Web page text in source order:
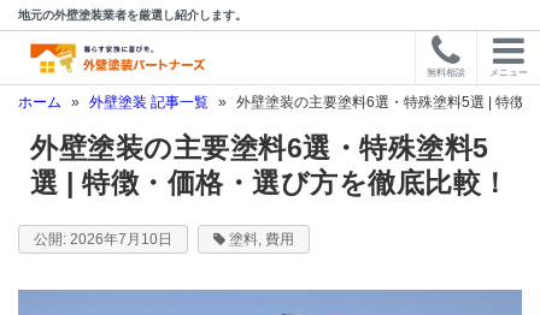
地元の外壁塗装業者を厳選し紹介します。
無料相談 メニュー
ホーム » 外壁塗装 記事一覧 » 外壁塗装の主要塗料6選・特殊塗料5選 | 特徴
外壁塗装の主要塗料6選・特殊塗料5
選 | 特徴・価格・選び方を徹底比較！
2026年7月10日 塗料, 費用